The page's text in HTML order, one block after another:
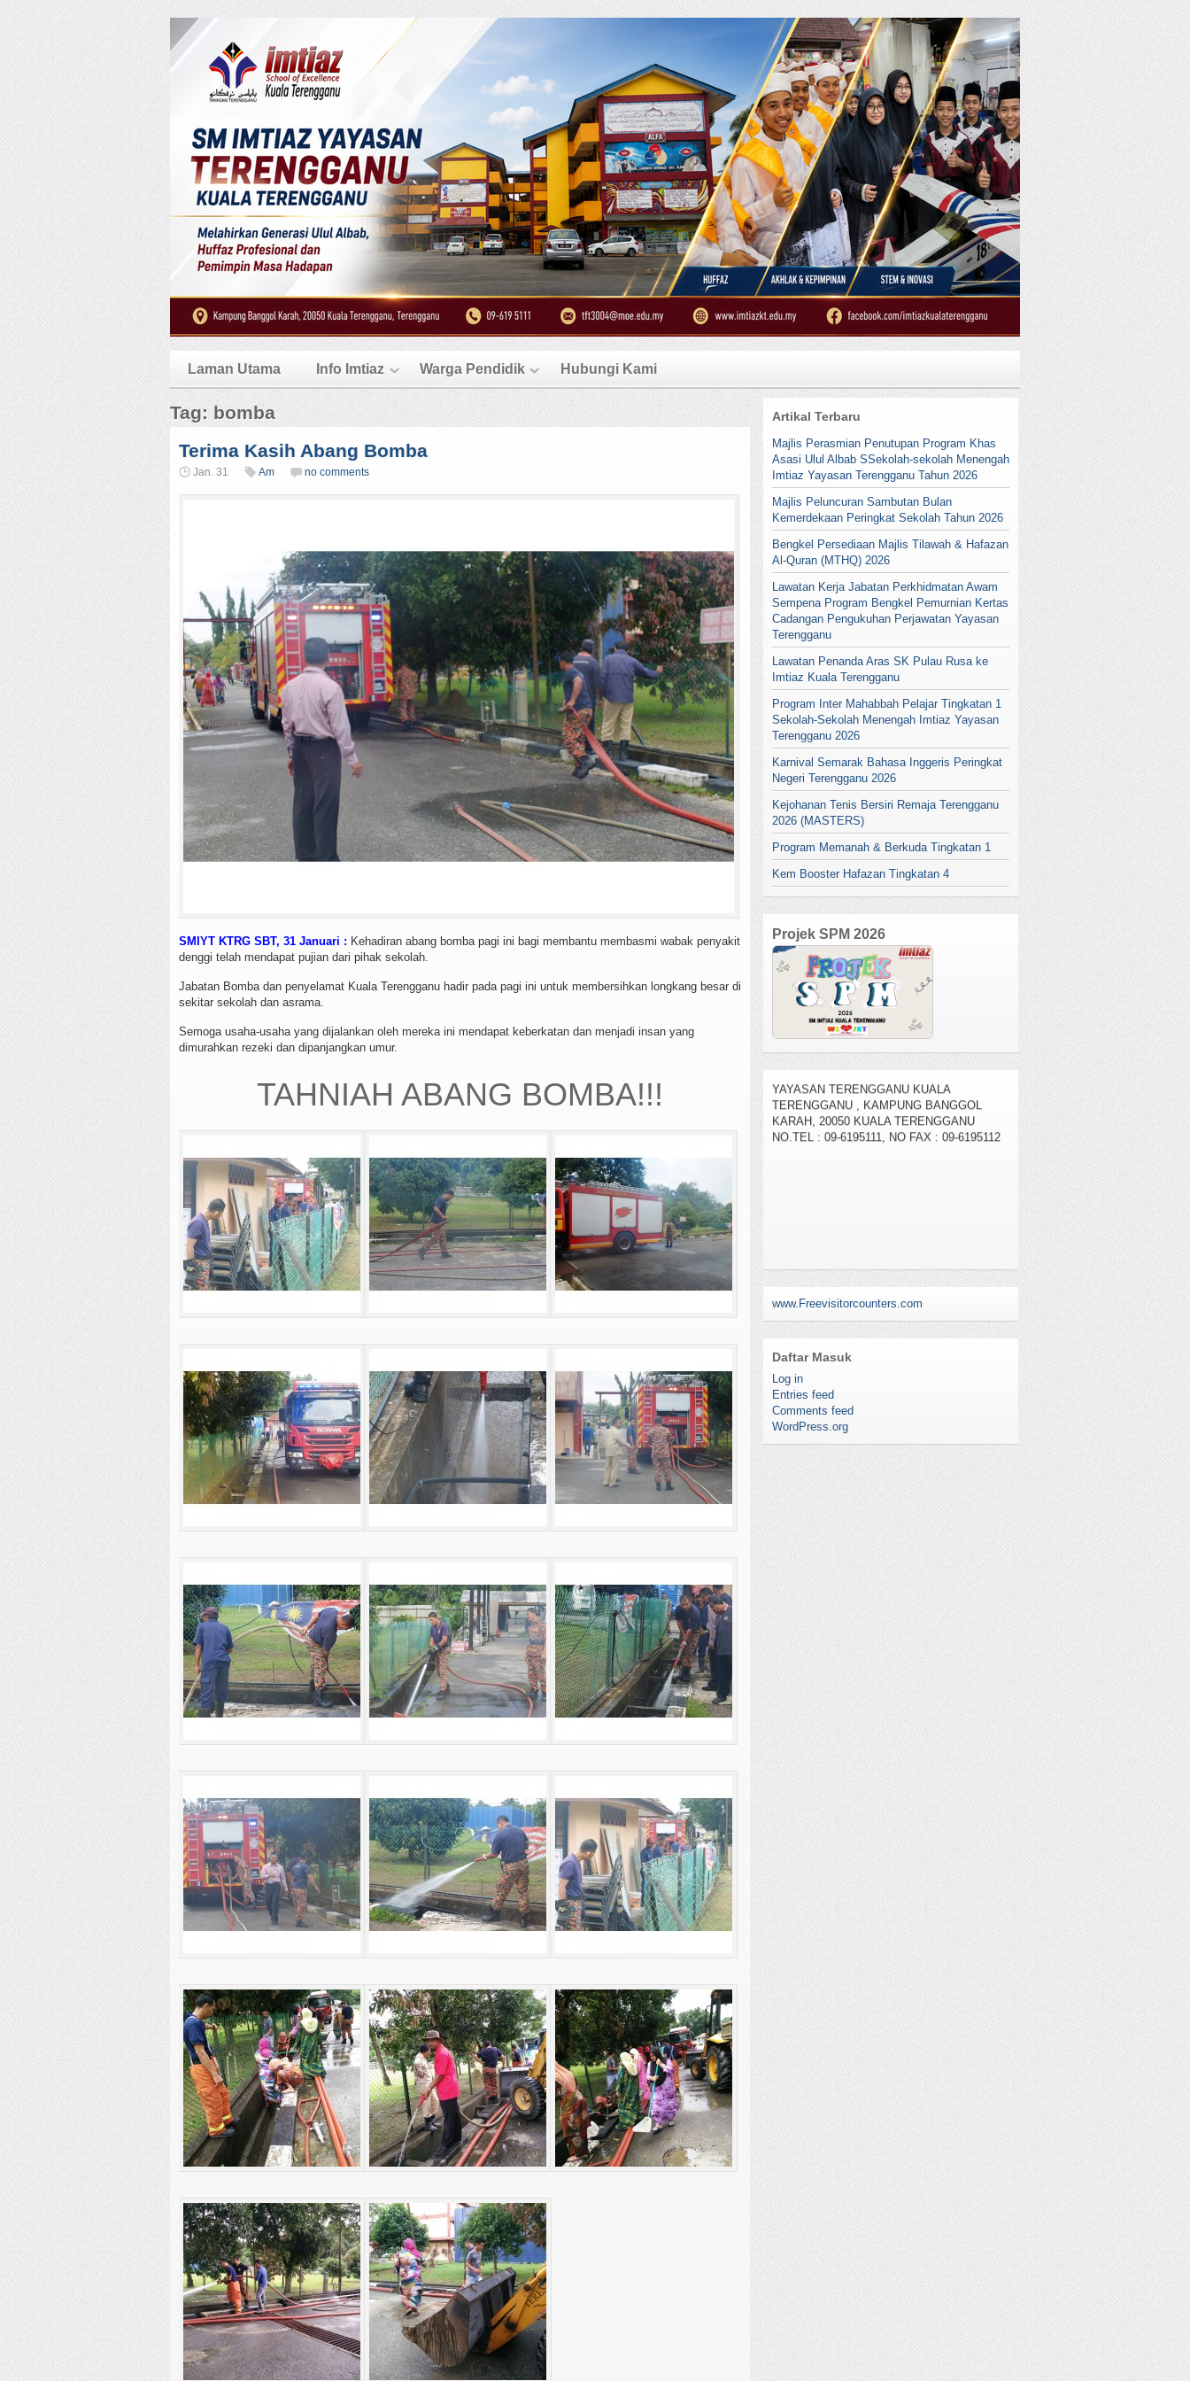
Laman Utama Info Imtiaz Warga Pendidik Hubungi Kami
Tag: bomba
Terima Kasih Abang Bomba
Jan. 31 Am no comments
SMIYT KTRG SBT, 31 Januari : Kehadiran abang bomba pagi ini bagi membantu membasmi wabak penyakit
denggi telah mendapat pujian dari pihak sekolah.
Jabatan Bomba dan penyelamat Kuala Terengganu hadir pada pagi ini untuk membersihkan longkang besar di
sekitar sekolah dan asrama.
Semoga usaha-usaha yang dijalankan oleh mereka ini mendapat keberkatan dan menjadi insan yang
dimurahkan rezeki dan dipanjangkan umur.
TAHNIAH ABANG BOMBA!!!
Artikal Terbaru
Majlis Perasmian Penutupan Program Khas
Asasi Ulul Albab SSekolah-sekolah Menengah
Imtiaz Yayasan Terengganu Tahun 2026
Majlis Peluncuran Sambutan Bulan
Kemerdekaan Peringkat Sekolah Tahun 2026
Bengkel Persediaan Majlis Tilawah & Hafazan
Al-Quran (MTHQ) 2026
Lawatan Kerja Jabatan Perkhidmatan Awam
Sempena Program Bengkel Pemurnian Kertas
Cadangan Pengukuhan Perjawatan Yayasan
Terengganu
Lawatan Penanda Aras SK Pulau Rusa ke
Imtiaz Kuala Terengganu
Program Inter Mahabbah Pelajar Tingkatan 1
Sekolah-Sekolah Menengah Imtiaz Yayasan
Terengganu 2026
Karnival Semarak Bahasa Inggeris Peringkat
Negeri Terengganu 2026
Kejohanan Tenis Bersiri Remaja Terengganu
2026 (MASTERS)
Program Memanah & Berkuda Tingkatan 1
Kem Booster Hafazan Tingkatan 4
Projek SPM 2026
SELAMAT DATANG KE SM IMTIAZ
YAYASAN TERENGGANU KUALA
TERENGGANU , KAMPUNG BANGGOL
KARAH, 20050 KUALA TERENGGANU
NO.TEL : 09-6195111, NO FAX : 09-6195112
www.Freevisitorcounters.com
Daftar Masuk
Log in
Entries feed
Comments feed
WordPress.org